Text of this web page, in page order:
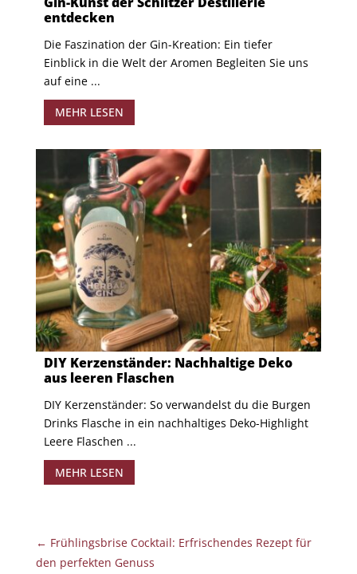
entdecken
Die Faszination der Gin-Kreation: Ein tiefer
Einblick in die Welt der Aromen Begleiten Sie uns
auf eine ...
MEHR LESEN
DIY Kerzenständer: Nachhaltige Deko
aus leeren Flaschen
DIY Kerzenständer: So verwandelst du die Burgen
Drinks Flasche in ein nachhaltiges Deko-Highlight
Leere Flaschen ...
MEHR LESEN
← Frühlingsbrise Cocktail: Erfrischendes Rezept für
den perfekten Genuss